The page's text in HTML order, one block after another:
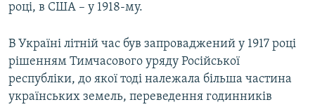
році, в США – у 1918-му.
В Україні літній час був запроваджений у 1917 році
рішенням Тимчасового уряду Російської
республіки, до якої тоді належала більша частина
українських земель, переведення годинників